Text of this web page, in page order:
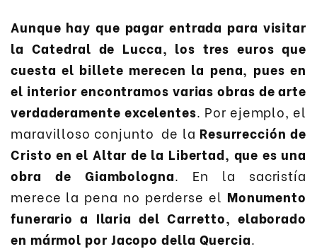
Aunque hay que pagar entrada para visitar
la Catedral de Lucca, los tres euros que
cuesta el billete merecen la pena, pues en
el interior encontramos varias obras de arte
verdaderamente excelentes. Por ejemplo, el
maravilloso conjunto de la Resurrección de
Cristo en el Altar de la Libertad, que es una
obra de Giambologna. En la sacristía
merece la pena no perderse el Monumento
funerario a Ilaria del Carretto, elaborado
en mármol por Jacopo della Quercia.